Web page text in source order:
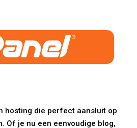
hosting die perfect aansluit op
Of je nu een eenvoudige blog,